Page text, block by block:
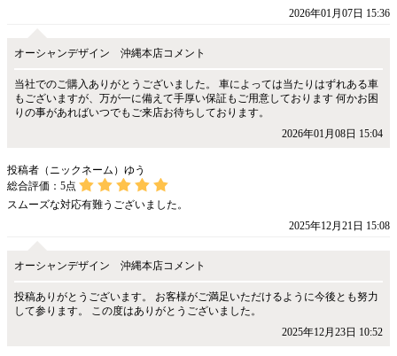
2026年01月07日 15:36
オーシャンデザイン 沖縄本店コメント
当社でのご購入ありがとうございました。 車によっては当たりはずれある車
もございますが、万が一に備えて手厚い保証もご用意しております 何かお困
りの事があればいつでもご来店お待ちしております。
2026年01月08日 15:04
投稿者（ニックネーム）ゆう
総合評価： 5点
スムーズな対応有難うございました。
2025年12月21日 15:08
オーシャンデザイン 沖縄本店コメント
投稿ありがとうございます。 お客様がご満足いただけるように今後とも努力
して参ります。 この度はありがとうございました。
2025年12月23日 10:52